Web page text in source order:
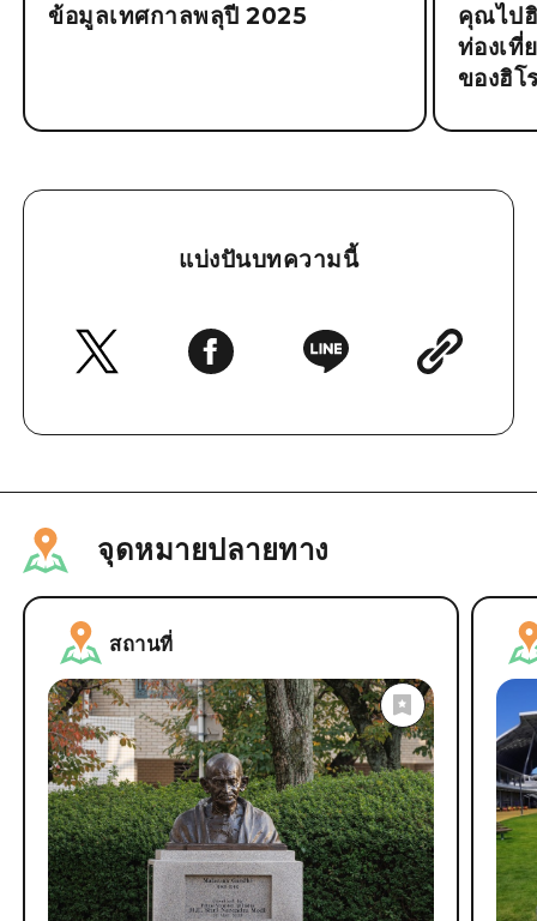
ข้อมูลเทศกาลพลุปี 2025
คุณไป
ท่องเที่
ของฮิโ
แบ่งปันบทความนี้
จุดหมายปลายทาง
สถานที่